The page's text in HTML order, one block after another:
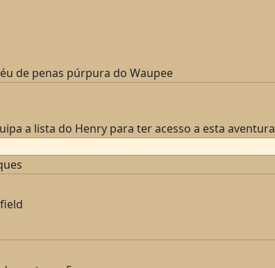
de penas púrpura do Waupee
a lista do Henry para ter acesso a esta aventura